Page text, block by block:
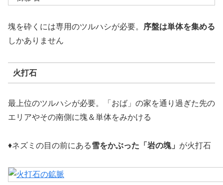
塊を砕くには専用のツルハシが必要。
序盤は単体を集める
しかありません
火打石
最上位のツルハシが必要。「おば」の家を通り過ぎた先の
エリアやその南側に塊＆単体をみかける
♦ネズミの目の前にある雪をかぶった「岩の塊」 が火打石